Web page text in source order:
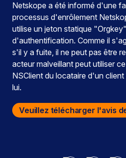
Netskope a été informé d'une
processus d'enrôlement
utilise un jeton statique
d'authentification. Comme il
s'il y a fuite, il ne peut pas être
acteur malveillant peut utiliser
NSClient du locataire d'un
lui.
Veuillez télécharger l'avis